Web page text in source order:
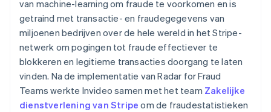
van machine-learning om fraude te voorkomen en is
getraind met transactie- en fraudegegevens van
miljoenen bedrijven over de hele wereld in het Stripe-
netwerk om pogingen tot fraude effectiever te
blokkeren en legitieme transacties doorgang te laten
vinden. Na de implementatie van Radar for Fraud
Teams werkte Invideo samen met het team Zakelijke
dienstverlening van Stripe om de fraudestatistieken